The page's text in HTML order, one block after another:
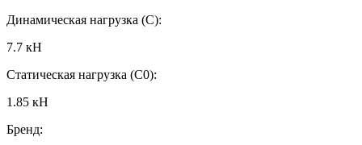
Динамическая нагрузка (C):
7.7 кН
Статическая нагрузка (C0):
1.85 кН
Бренд: